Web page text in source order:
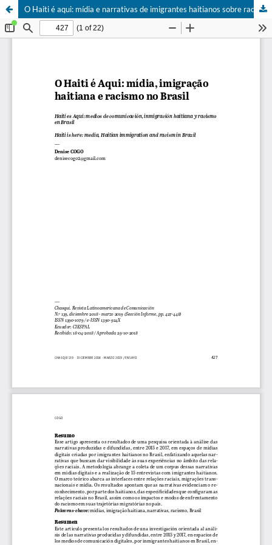
O Haiti é aqui: mídia e narrativas de imigrantes haitianos sobre racismo no Brasil